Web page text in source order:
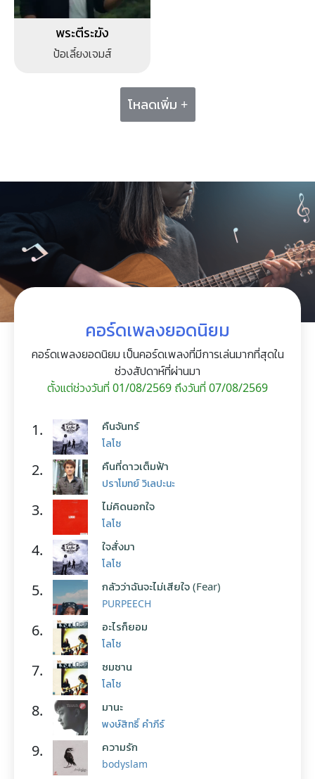
พระตีระฆัง
ป้อเลี้ยงเจมส์
โหลดเพิ่ม +
คอร์ดเพลงยอดนิยม
คอร์ดเพลงยอดนิยม เป็นคอร์ดเพลงที่มีการเล่นมากที่สุดใน
ช่วงสัปดาห์ที่ผ่านมา
ตั้งแต่ช่วงวันที่ 01/08/2569 ถึงวันที่ 07/08/2569
1. คืนจันทร์
โลโซ
2. คืนที่ดาวเต็มฟ้า
ปราโมทย์ วิเลปะนะ
3. ไม่คิดนอกใจ
โลโซ
4. ใจสั่งมา
โลโซ
5. กลัวว่าฉันจะไม่เสียใจ (Fear)
PURPEECH
6. อะไรก็ยอม
โลโซ
7. ซมซาน
โลโซ
8. มานะ
พงษ์สิทธิ์ คำภีร์
9. ความรัก
bodyslam